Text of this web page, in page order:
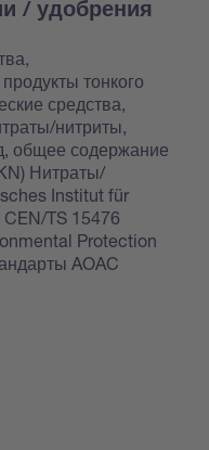
/ удобрения
тонкого
средства,
нитриты,
общее содержание
Нитраты/
Institut für
TS 15476
Protection
AOAC